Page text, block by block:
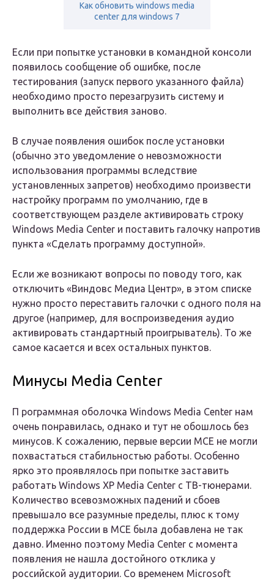
Как обновить windows media
center для windows 7
Если при попытке установки в командной консоли
появилось сообщение об ошибке, после
тестирования (запуск первого указанного файла)
необходимо просто перезагрузить систему и
выполнить все действия заново.
В случае появления ошибок после установки
(обычно это уведомление о невозможности
использования программы вследствие
установленных запретов) необходимо произвести
настройку программ по умолчанию, где в
соответствующем разделе активировать строку
Windows Media Center и поставить галочку напротив
пункта «Сделать программу доступной».
Если же возникают вопросы по поводу того, как
отключить «Виндовс Медиа Центр», в этом списке
нужно просто переставить галочки с одного поля на
другое (например, для воспроизведения аудио
активировать стандартный проигрыватель). То же
самое касается и всех остальных пунктов.
Минусы Media Center
П рограммная оболочка Windows Media Center нам
очень понравилась, однако и тут не обошлось без
минусов. К сожалению, первые версии MCE не могли
похвастаться стабильностью работы. Особенно
ярко это проявлялось при попытке заставить
работать Windows XP Media Center с ТВ-тюнерами.
Количество всевозможных падений и сбоев
превышало все разумные пределы, плюс к тому
поддержка России в MCE была добавлена не так
давно. Именно поэтому Media Center с момента
появления не нашла достойного отклика у
российской аудитории. Со временем Microsoft